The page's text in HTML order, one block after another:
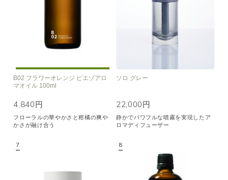
B02 フラワーオレンジ ピエゾアロ
マオイル 100ml
4,840円
フローラルの華やかさと柑橘の爽や
かさが融け合う
ソロ グレー
22,000円
静かでパワフルな噴霧を実現したア
ロマディフューザー